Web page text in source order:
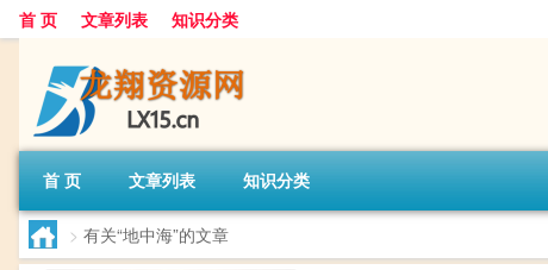
首 页 文章列表 知识分类
首 页 文章列表 知识分类
> 有关“地中海”的文章